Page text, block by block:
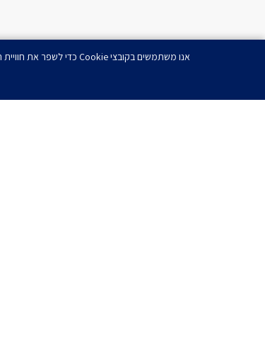
אנו משתמשים בקובצי Cookie כדי לשפר את חוויית הגלישה שלך, להציג מודעות או תוכן מותאמים אישית ולנתח את תנועת הגולשים שלנו. בלחיצה על 'אישור הכל', הנך מסכים לשימוש שלנו בקובצי Cookie.